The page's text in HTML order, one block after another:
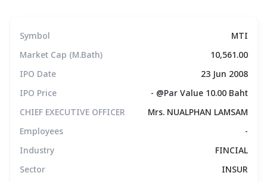
Symbol
MTI
Market Cap (M.Bath)
10,561.00
IPO Date
23 Jun 2008
IPO Price
- @Par Value 10.00 Baht
CHIEF EXECUTIVE OFFICER
Mrs. NUALPHAN LAMSAM
Employees
-
Industry
FINCIAL
Sector
INSUR